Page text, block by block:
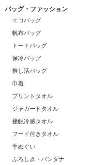
バッグ・ファッション
エコバッグ
帆布バッグ
トートバッグ
保冷バッグ
推し活バッグ
巾着
プリントタオル
ジャガードタオル
接触冷感タオル
フード付きタオル
手ぬぐい
ふろしき・バンダナ